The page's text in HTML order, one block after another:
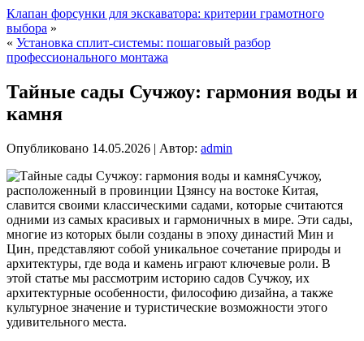
Клапан форсунки для экскаватора: критерии грамотного
выбора »
« Установка сплит-системы: пошаговый разбор
профессионального монтажа
Тайные сады Сучжоу: гармония воды и
камня
Опубликовано 14.05.2026 | Автор: admin
Сучжоу,
расположенный в провинции Цзянсу на востоке Китая,
славится своими классическими садами, которые считаются
одними из самых красивых и гармоничных в мире. Эти сады,
многие из которых были созданы в эпоху династий Мин и
Цин, представляют собой уникальное сочетание природы и
архитектуры, где вода и камень играют ключевые роли. В
этой статье мы рассмотрим историю садов Сучжоу, их
архитектурные особенности, философию дизайна, а также
культурное значение и туристические возможности этого
удивительного места.